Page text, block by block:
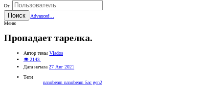
От:
Поиск
Advanced…
Меню
Пропадает тарелка.
Автор темы Vlados
👁 2143
Дата начала 27 Авг 2021
Теги
nanobeam nanobeam 5ac gen2